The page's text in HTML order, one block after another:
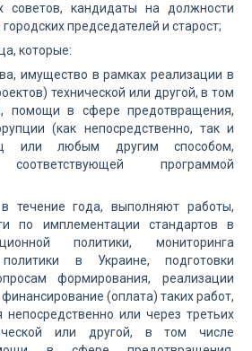
советов, кандидаты на должности
председателей и старост;
которые:
имущество в рамках реализации в
технической или другой, в том
помощи в сфере предотвращения,
(как непосредственно, так и
или любым другим способом,
соответствующей программой
в течение года, выполняют работы,
по имплементации стандартов в
политики, мониторинга
политики в Украине, подготовки
формирования, реализации
(оплата) таких работ,
непосредственно или через третьих
или другой, в том числе